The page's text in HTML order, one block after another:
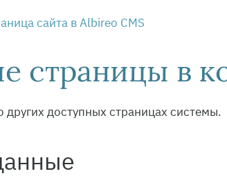
сайта в Albireo CMS
страницы в
других доступных страницах системы.